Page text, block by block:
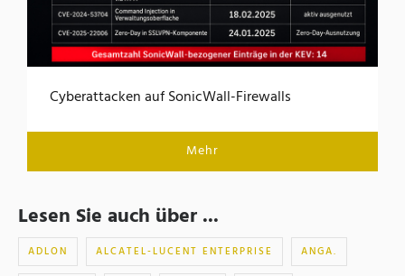
Cyberattacken auf SonicWall-Firewalls
Mehr
Lesen Sie auch über ...
ADLON ALCATEL-LUCENT ENTERPRISE ANGA.